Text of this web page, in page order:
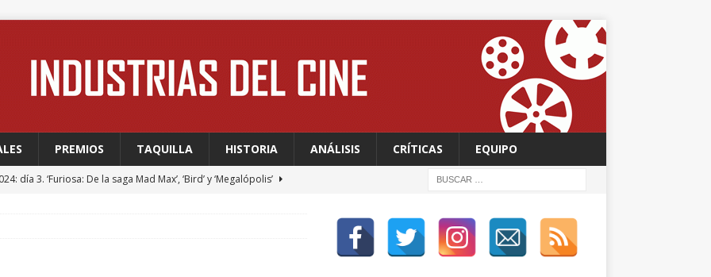
PREMIOS TAQUILLA HISTORIA ANÁLISIS CRÍTICAS EQUIPO
día 3. ‘Furiosa: De la saga Mad Max’, ‘Bird’ y ‘Megalópolis’